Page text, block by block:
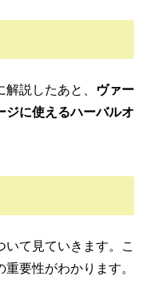
説したあと、
ヴァー
ジに使えるハーバルオ
いて見ていきます。こ
要性がわかります。